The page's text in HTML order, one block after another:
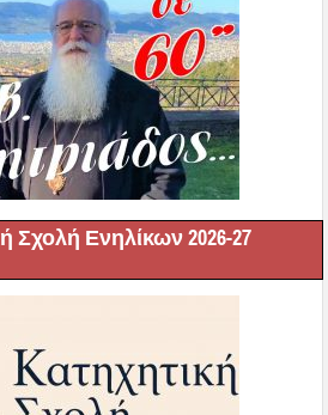
Σχολή Ενηλίκων 2026-27